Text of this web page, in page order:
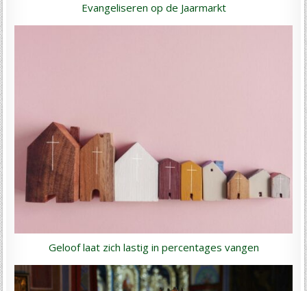
Evangeliseren op de Jaarmarkt
Geloof laat zich lastig in percentages vangen